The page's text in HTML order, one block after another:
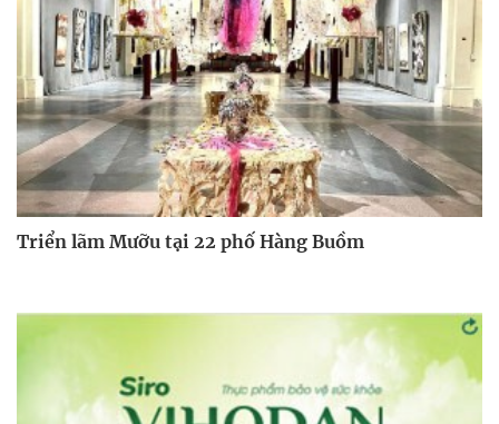
Triển lãm Mưỡu tại 22 phố Hàng Buồm